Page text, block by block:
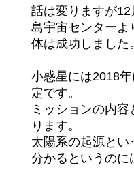
話は変りますが
島宇宙センターよ
体は成功しました
小惑星には2018
定です。
ミッションの内
ります。
太陽系の起源とい
分かるというのに